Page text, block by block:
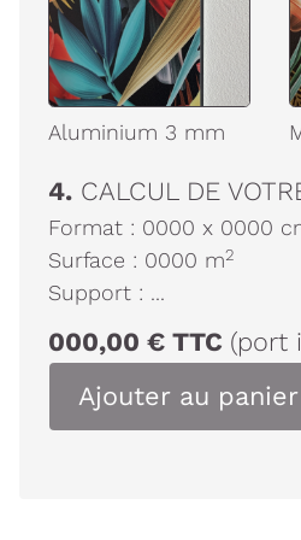
Aluminium 3 mm
4. CALCUL DE
Format : 0000 x 0000
Surface : 0000 m2
Support : ...
000,00 € TTC (port
Ajouter au panier